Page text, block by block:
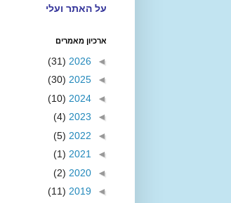
על האתר ועלי
ארכיון מאמרים
◄
2026
(31)
◄
2025
(30)
◄
2024
(10)
◄
2023
(4)
◄
2022
(5)
◄
2021
(1)
◄
2020
(2)
◄
2019
(11)